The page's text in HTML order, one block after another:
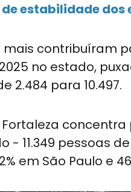
estabilidade dos
contribuíram
no estado,
2.484 para 10.497.
11.349 pessoas
em São Paulo e